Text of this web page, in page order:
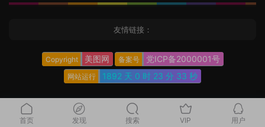
友情链接：
Copyright 美图网 备案号 党ICP备2000001号
网站运行 1892 天 0 时 23 分 34 秒
首页 发现 搜索 VIP 用户